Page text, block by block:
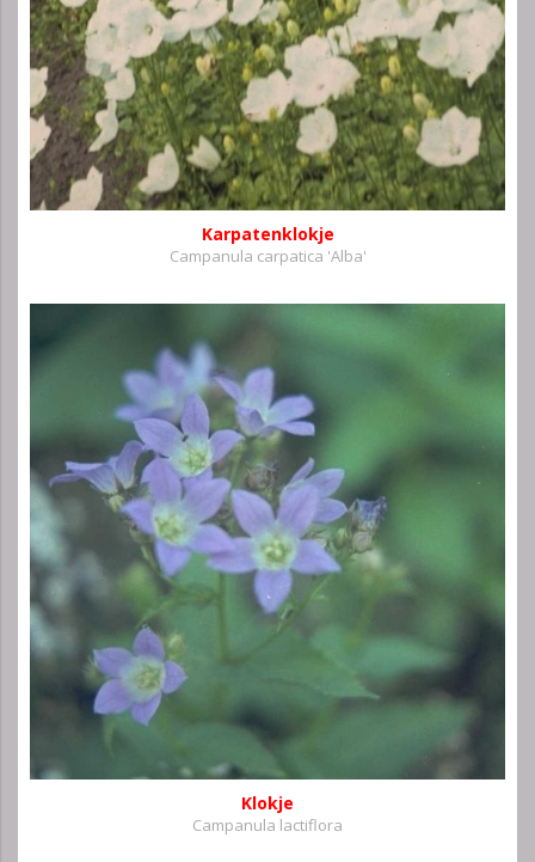
Karpatenklokje
Campanula carpatica 'Alba'
Klokje
Campanula lactiflora